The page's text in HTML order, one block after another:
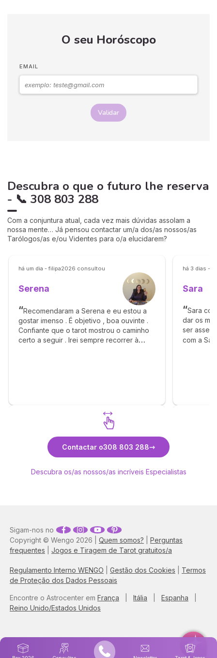
O seu Horóscopo
EMAIL
Validar
Descubra o que o futuro lhe reserva
- 📞 308 803 288
Com a conjuntura atual, cada vez mais dúvidas assolam a
nossa mente… Já pensou contactar um/a dos/as nossos/as
Tarólogos/as e/ou Videntes para o/a elucidarem?
há um dia - filipa2026 consultou
Serena
Recomendaram a Serena e eu estou a
gostar imenso . É objetivo , boa ouvinte .
Confiante que o tarot mostrou o caminho
certo a seguir . Irei sempre recorrer à
Descubra Serena
há 3 dias -
Sara
Sara
dar os
ser
com a
Contactar o308 803 288
Descubra os/as nossos/as incríveis Especialistas
Copyright © Wengo 2026 | Quem somos?
Perguntas
frequentes
Jogos e Tiragem de Tarot gratuitos/a
Regulamento Interno WENGO Gestão dos Cookies
Termos
de Proteção dos Dados Pessoais
Sigam-nos no
Encontre o Astrocenter em França Itália Espanha
Reino Unido/Estados Unidos